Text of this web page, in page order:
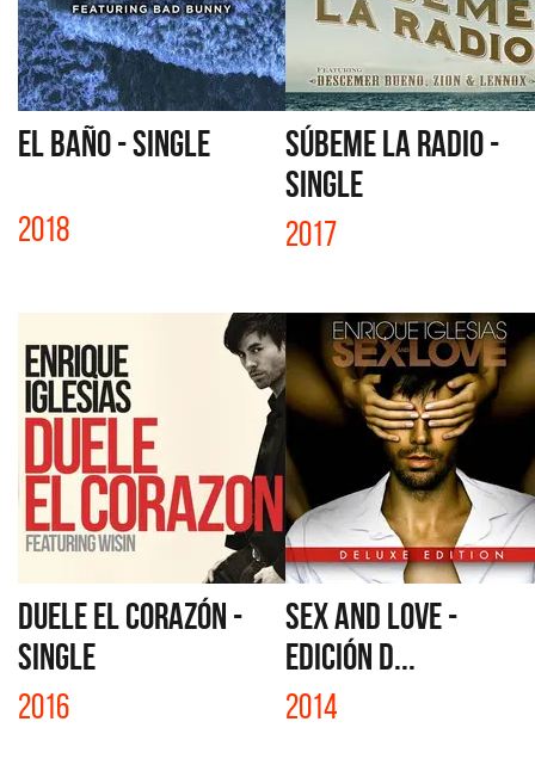
EL BAÑO - SINGLE
2018
SÚBEME LA RADIO -
SINGLE
2017
DUELE EL CORAZÓN -
SINGLE
2016
SEX AND LOVE -
EDICIÓN D...
2014